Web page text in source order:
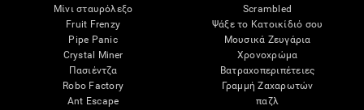
Μίνι σταυρόλεξο
Fruit Frenzy
Pipe Panic
Crystal Miner
Πασιέντζα
Robo Factory
Ant Escape
Scrambled
Ψάξε το Κατοικίδιό σου
Μουσικά Ζευγάρια
Χρονοχρώμα
Βατραχοπεριπέτειες
Γραμμή Ζαχαρωτών
παζλ